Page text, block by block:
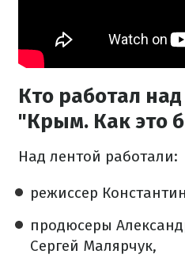
Кто работал
"Крым. Как это
Над лентой работали:
режиссер
продюсеры
Сергей Малярчук,